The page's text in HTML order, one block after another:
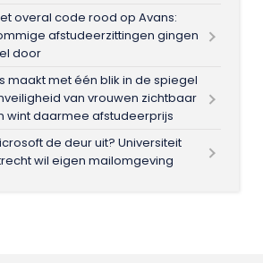
overal code rood op Avans:
afstudeerzittingen gingen
door
maakt met één blik in de spiegel
van vrouwen zichtbaar
wint daarmee afstudeerprijs
de deur uit? Universiteit
wil eigen mailomgeving